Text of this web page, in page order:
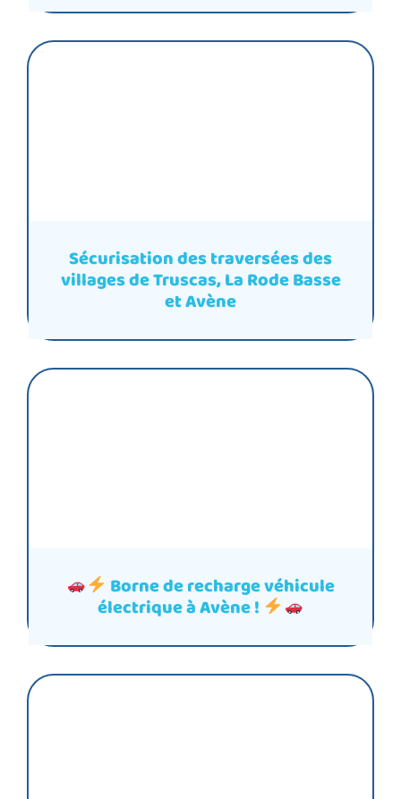
Sécurisation des traversées des
villages de Truscas, La Rode Basse
et Avène
Borne de recharge véhicule
électrique à Avène !